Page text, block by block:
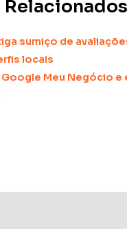
sumiço de
locais
Meu Negócio e